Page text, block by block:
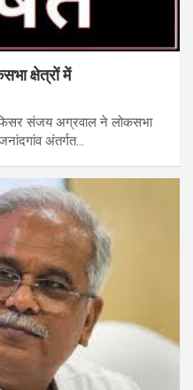
क्षेत्रों में
संजय अग्रवाल ने लोकसभा
अंतर्गत…